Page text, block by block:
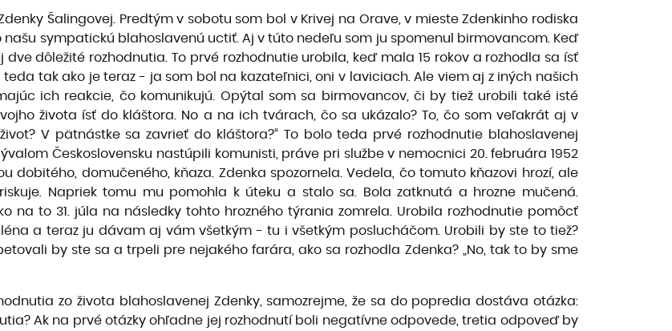
Šalingovej. Predtým v sobotu som bol v Krivej na Orave, v mieste Zdenkinho rodiska
našu sympatickú blahoslavenú uctiť. Aj v túto nedeľu som ju spomenul birmovancom. Keď
dôležité rozhodnutia. To prvé rozhodnutie urobila, keď mala 15 rokov a rozhodla sa ísť
tak ako je teraz - ja som bol na kazateľnici, oni v laviciach. Ale viem aj z iných našich
ich reakcie, čo komunikujú. Opýtal som sa birmovancov, či by tiež urobili také isté
života ísť do kláštora. No a na ich tvárach, čo sa ukázalo? To, čo som veľakrát aj v
V pätnástke sa zavrieť do kláštora?“ To bolo teda prvé rozhodnutie blahoslavenej
Československu nastúpili komunisti, práve pri službe v nemocnici 20. februára 1952
dobitého, domučeného, kňaza. Zdenka spozornela. Vedela, čo tomuto kňazovi hrozí, ale
Napriek tomu mu pomohla k úteku a stalo sa. Bola zatknutá a hrozne mučená.
na to 31. júla na následky tohto hrozného týrania zomrela. Urobila rozhodnutie pomôcť
a teraz ju dávam aj vám všetkým - tu i všetkým poslucháčom. Urobili by ste to tiež?
by ste sa a trpeli pre nejakého farára, ako sa rozhodla Zdenka? „No, tak to by sme
zo života blahoslavenej Zdenky, samozrejme, že sa do popredia dostáva otázka:
Ak na prvé otázky ohľadne jej rozhodnutí boli negatívne odpovede, tretia odpoveď by